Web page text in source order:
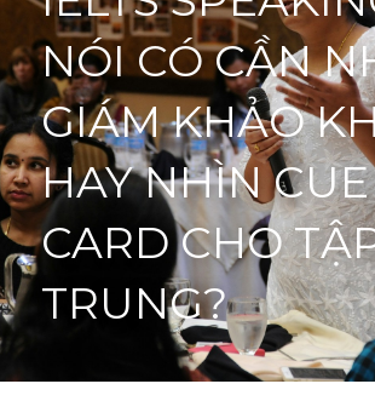
Cách diễn đạt
IELTS Videos - Ebook
Điểm báo
Khác
Từ vựng theo topic
HỌC THỬ →
NÓI CÓ CẦN
GIÁM KHẢO
HAY NHÌN CUE
CARD CHO
TRUNG?